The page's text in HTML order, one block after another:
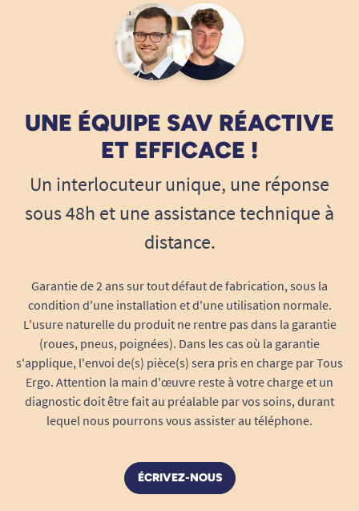
autonomie, sérénité et sécurité
Pensé pour la sérénité de l’utilisateur et de son
entourage, le pyjama grenouillère rassemble de
multiples avantages :
Sécurité anti-ouverture: une fois le zip
fermé et camouflé sous le rabat tissu, la
personne ne peut pas retirer elle-même
son pyjama, limitant les situations
d’exposition, d’incontinence involontaire
ou de déshabillage inopiné.
Prévention des griffures et tiraillements
l’avant, pas de risque de blessures en cas
d’agitation.
Soutien à la prévention des escarres: la
douceur de la maille bloque les
frottements répétés sur les draps.
Aucune gêne pour le port de protections
d’incontinence
: la coupe ample laisse la
pyjamas médicaux stigmatisants… la
grenouillère Benefactor reprend les codes
14/07/2023
Peut-être glisser un élastique dans l'ourlet niveau
27/02/2020
Bien dedans, il correspond bien au besoin
A. Anonymous
UNE ÉQUIPE SAV RÉACTIVE
ET EFFICACE !
Un interlocuteur unique, une réponse
sous 48h et une assistance technique à
distance.
Garantie de 2 ans sur tout défaut de fabrication, sous la
condition d'une installation et d'une utilisation normale.
L'usure naturelle du produit ne rentre pas dans la garantie
(roues, pneus, poignées). Dans les cas où la garantie
s'applique, l'envoi de(s) pièce(s) sera pris en charge par Tous
Ergo. Attention la main d'œuvre reste à votre charge et un
diagnostic doit être fait au préalable par vos soins, durant
lequel nous pourrons vous assister au téléphone.
ÉCRIVEZ-NOUS